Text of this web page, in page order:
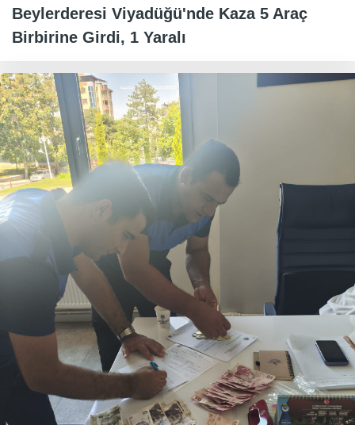
Beylerderesi Viyadüğü'nde Kaza 5 Araç
Birbirine Girdi, 1 Yaralı